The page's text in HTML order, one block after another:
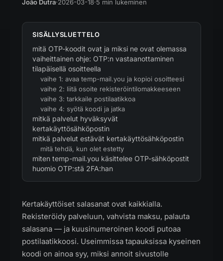
João Dutra·2026-03-18·5 min lukeminen
SISÄLLYSLUETTELO
mitä OTP-koodit ovat ja miksi ne ovat olemassa
vaiheittainen ohje: OTP:n vastaanottaminen
tilapäisellä osoitteella
vaihe 1: avaa temp-mail.you ja kopioi osoitteesi
vaihe 2: liitä osoite rekisteröintilomakkeeseen
vaihe 3: tarkkaile postilaatikkoa
vaihe 4: syötä koodi ja jatka
mitkä palvelut hyväksyvät
kertakäyttösähköpostin
mitkä palvelut estävät kertakäyttösähköpostin
mitä tehdä, kun olet estetty
miten temp-mail.you käsittelee OTP-sähköpostit
huomio OTP:stä 2FA:han
Kertakäyttöiset salasanat ovat kaikkialla.
Rekisteröidy palveluun, vahvista maksu, palauta
salasana — ja kuusinumeroinen koodi putoaa
postilaatikkoosi. Useimmissa tapauksissa kyseinen
koodi on ainoa syy, miksi annoit sivustolle